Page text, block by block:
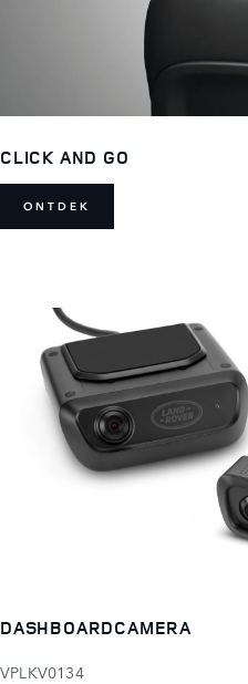
CLICK AND GO
ONTDEK
DASHBOARDCAMERA
VPLKV0134